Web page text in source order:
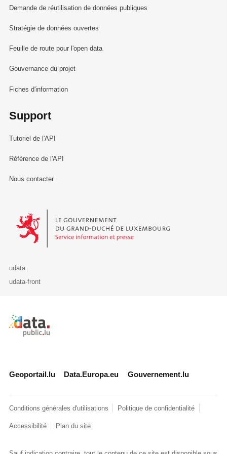
Demande de réutilisation de données publiques
Stratégie de données ouvertes
Feuille de route pour l'open data
Gouvernance du projet
Fiches d'information
Support
Tutoriel de l'API
Référence de l'API
Nous contacter
Le Gouvernement du Grand-Duché de Luxembourg - Service
udata
udata-front
Retour à l'accueil de data.public.lu
Geoportail.lu Data.Europa.eu Gouvernement.lu
Conditions générales d'utilisations Politique de confidentialité
Accessibilité Plan du site